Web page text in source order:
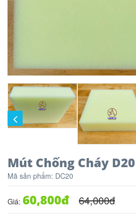
Mút Chống Cháy D20
Mã sản phẩm: DC20
Giá: 60,800đ 64,000đ